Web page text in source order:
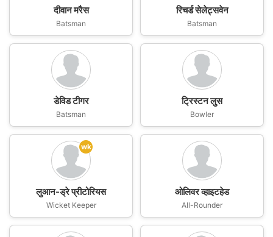
दीवान मरैस
Batsman
रिचर्ड सेलेट्सवेन
Batsman
डेविड टीगर
Batsman
ट्रिस्टन लुस
Bowler
wk
लुआन-ड्रे प्रीटोरियस
Wicket Keeper
ओलिवर व्हाइटहेड
All-Rounder